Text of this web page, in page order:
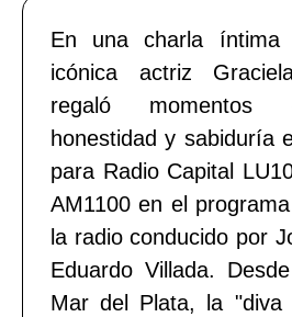
En una charla
icónica actriz
regaló momentos
honestidad y sabiduría
para Radio Capital
AM1100 en el
la radio conducido por
Eduardo Villada.
Mar del Plata, la "diva